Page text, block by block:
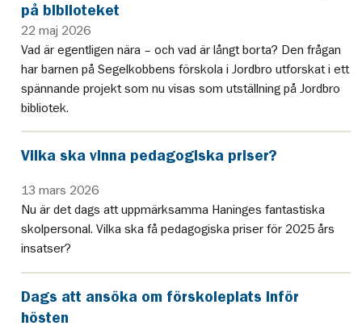
på biblioteket
22 maj 2026
Vad är egentligen nära – och vad är långt borta? Den frågan
har barnen på Segelkobbens förskola i Jordbro utforskat i ett
spännande projekt som nu visas som utställning på Jordbro
bibliotek.
Vilka ska vinna pedagogiska priser?
13 mars 2026
Nu är det dags att uppmärksamma Haninges fantastiska
skolpersonal. Vilka ska få pedagogiska priser för 2025 års
insatser?
Dags att ansöka om förskoleplats inför
hösten